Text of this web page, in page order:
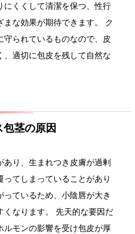
にくくして清潔を保つ、性行
な効果が期待できます。 ク
守られているものなので、皮
、適切に包皮を残して自然な
茎の原因
り、生まれつき皮膚が過剰
てしまっていることがあり
ているため、小陰唇が大き
くなります。 先天的な要因だ
ルモンの影響を受け包皮が厚